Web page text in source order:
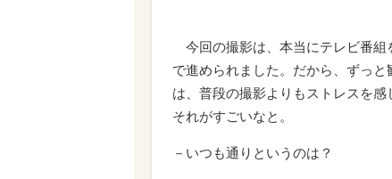
今回の撮影は、本当にテレビ番組
で進められました。だから、ずっ
は、普段の撮影よりもストレスを感
それがすごいなと。
－いつも通りというのは？